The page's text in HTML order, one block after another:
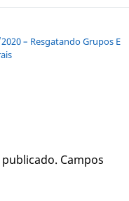
– Resgatando Grupos E
Campos